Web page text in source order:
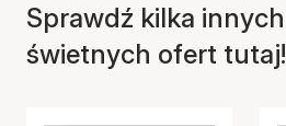
Sprawdź kilka innych
świetnych ofert tutaj!